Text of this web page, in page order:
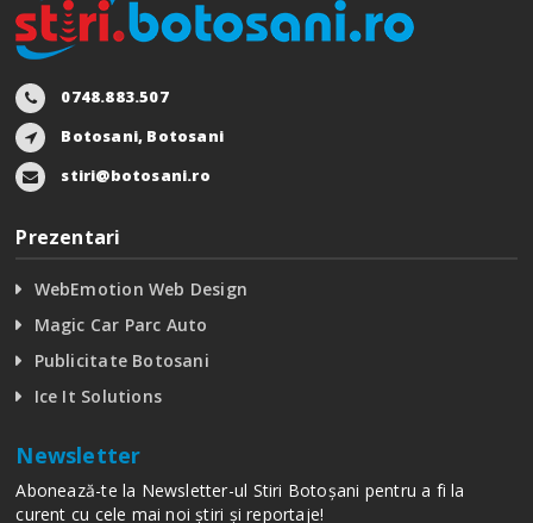
0748.883.507
Botosani, Botosani
stiri@botosani.ro
Prezentari
WebEmotion Web Design
Magic Car Parc Auto
Publicitate Botosani
Ice It Solutions
Newsletter
Abonează-te la Newsletter-ul Stiri Botoșani pentru a fi la
curent cu cele mai noi știri și reportaje!